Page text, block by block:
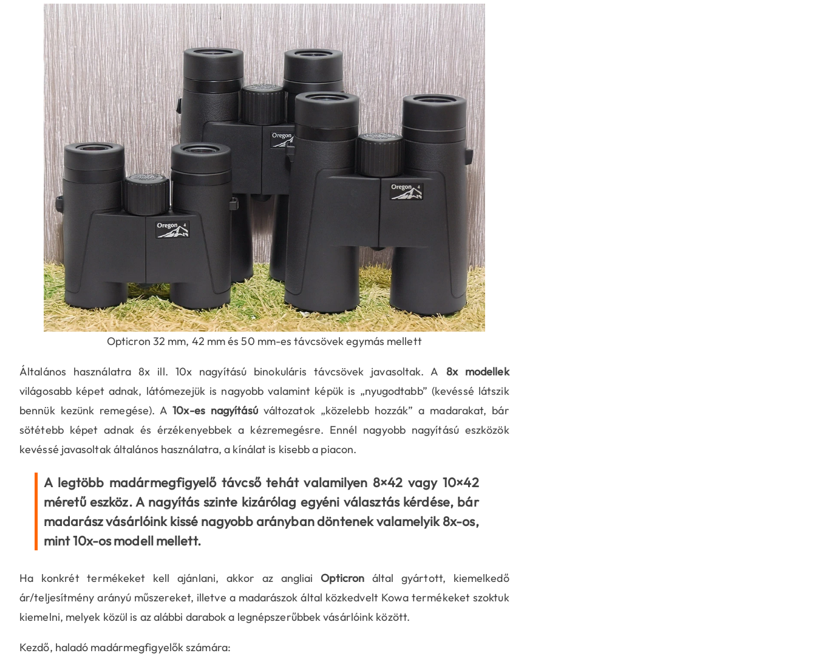
Opticron 32 mm, 42 mm és 50 mm-es távcsövek egymás mellett
Általános használatra 8x ill. 10x nagyítású binokuláris távcsövek javasoltak. A 8x modellek
világosabb képet adnak, látómezejük is nagyobb valamint képük is „nyugodtabb” (kevéssé látszik
bennük kezünk remegése). A10x-es nagyításúváltozatok „közelebb hozzák” a madarakat, bár
sötétebb képet adnak és érzékenyebbek a kézremegésre. Ennél nagyobb nagyítású eszközök
kevéssé javasoltak általános használatra, a kínálat is kisebb a piacon.
A legtöbb madármegfigyelő távcső tehát valamilyen 8×42 vagy 10×42
méretű eszköz. A nagyítás szinte kizárólag egyéni választás kérdése, bár
madarász vásárlóink kissé nagyobb arányban döntenek valamelyik 8x-os,
mint 10x-os modell mellett.
Ha konkrét termékeket kell ajánlani, akkor az angliaiOpticron által gyártott, kiemelkedő
ár/teljesítmény arányú műszereket, illetve a madarászok által közkedvelt Kowa termékeket szoktuk
kiemelni, melyek közül is az alábbi darabok a legnépszerűbbek vásárlóink között.
Kezdő, haladó madármegfigyelők számára: